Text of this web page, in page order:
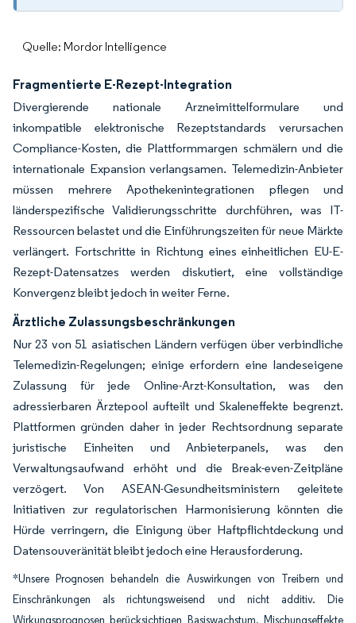
Quelle: Mordor Intelligence
Fragmentierte E-Rezept-Integration
Divergierende nationale Arzneimittelformulare und
inkompatible elektronische Rezeptstandards verursachen
Compliance-Kosten, die Plattformmargen schmälern und die
internationale Expansion verlangsamen. Telemedizin-Anbieter
müssen mehrere Apothekenintegrationen pflegen und
länderspezifische Validierungsschritte durchführen, was IT-
Ressourcen belastet und die Einführungszeiten für neue Märkte
verlängert. Fortschritte in Richtung eines einheitlichen EU-E-
Rezept-Datensatzes werden diskutiert, eine vollständige
Konvergenz bleibt jedoch in weiter Ferne.
Ärztliche Zulassungsbeschränkungen
Nur 23 von 51 asiatischen Ländern verfügen über verbindliche
Telemedizin-Regelungen; einige erfordern eine landeseigene
Zulassung für jede Online-Arzt-Konsultation, was den
adressierbaren Ärztepool aufteilt und Skaleneffekte begrenzt.
Plattformen gründen daher in jeder Rechtsordnung separate
juristische Einheiten und Anbieterpanels, was den
Verwaltungsaufwand erhöht und die Break-even-Zeitpläne
verzögert. Von ASEAN-Gesundheitsministern geleitete
Initiativen zur regulatorischen Harmonisierung könnten die
Hürde verringern, die Einigung über Haftpflichtdeckung und
Datensouveränität bleibt jedoch eine Herausforderung.
*Unsere Prognosen behandeln die Auswirkungen von Treibern und
Einschränkungen als richtungsweisend und nicht additiv. Die
Wirkungsprognosen berücksichtigen Basiswachstum, Mischungseffekte